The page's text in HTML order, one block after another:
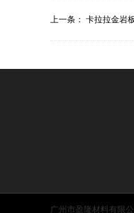
上一条： 卡拉拉金岩
广州市盈隆材料有限